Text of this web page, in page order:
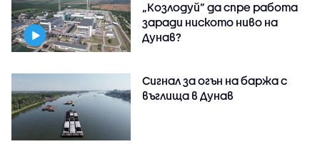
„Козлодуй” да спре работа
заради ниското ниво на
Дунав?
Сигнал за огън на баржа с
въглища в Дунав